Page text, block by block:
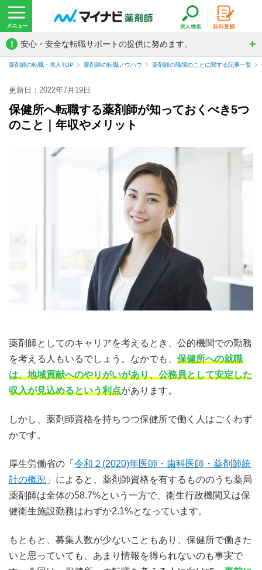
! 安心・安全な転職サポートの提供に努めます。
薬剤師の転職・求人TOP 薬剤師の転職ノウハウ 薬剤師の職場のことに関する記事一覧
更新日：2022年7月19日
保健所へ転職する薬剤師が知っておくべき5つ
のこと｜年収やメリット
薬剤師としてのキャリアを考えるとき、公的機関での勤務
を考える人もいるでしょう。なかでも、 保健所への就職
は、地域貢献へのやりがいがあり、公務員として安定した
収入が見込めるという利点があります。
しかし、薬剤師資格を持ちつつ保健所で働く人はごくわず
かです。
厚生労働省の「 令和２(2020)年医師・歯科医師・薬剤師統
計の概況 」によると、薬剤師資格を有するもののうち薬局
薬剤師は全体の58.7%という一方で、衛生行政機関又は保
健衛生施設勤務はわずか2.1%となっています。
もともと、募集人数が少ないこともあり、保健所で働きた
いと思っていても、あまり情報を得られないのも事実で